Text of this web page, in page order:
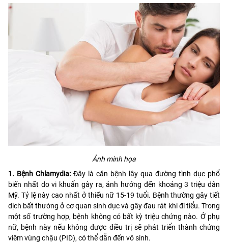
Ảnh minh họa
1. Bệnh Chlamydia: Đây là căn bệnh lây qua đường tình dục phổ
biến nhất do vi khuẩn gây ra, ảnh hưởng đến khoảng 3 triệu dân
Mỹ. Tỷ lệ này cao nhất ở thiếu nữ 15-19 tuổi. Bệnh thường gây tiết
dịch bất thường ở cơ quan sinh dục và gây đau rát khi đi tiểu. Trong
một số trường hợp, bệnh không có bất kỳ triệu chứng nào. Ở phụ
nữ, bệnh này nếu không được điều trị sẽ phát triển thành chứng
viêm vùng chậu (PID), có thể dẫn đến vô sinh.